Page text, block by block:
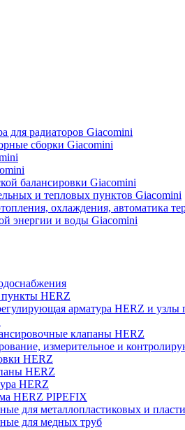
для радиаторов Giacomini
сборки Giacomini
балансировки Giacomini
и тепловых пунктов Giacomini
охлаждения, автоматика
энергии и воды Giacomini
HERZ
арматура HERZ и узлы
клапаны HERZ
измерительное и
HERZ
HERZ
HERZ
HERZ PIPEFIX
для металлопластиковых и
для медных труб